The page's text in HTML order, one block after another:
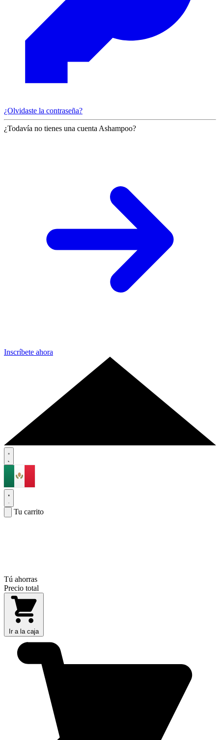
¿Olvidaste la contraseña?
¿Todavía no tienes una cuenta Ashampoo?
Inscríbete ahora
Tu carrito
Tú ahorras
Precio total
Ir a la caja